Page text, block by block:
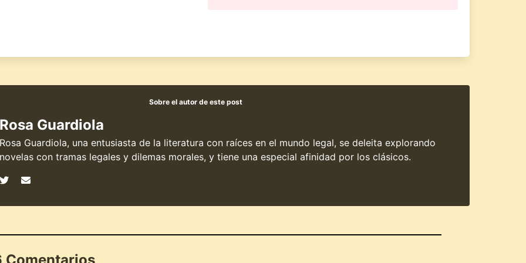
Sobre el autor de este post
Rosa Guardiola
Rosa Guardiola, una entusiasta de la literatura con raíces en el mundo legal, se deleita explorando
novelas con tramas legales y dilemas morales, y tiene una especial afinidad por los clásicos.